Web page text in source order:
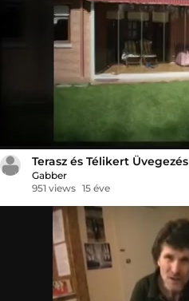
Terasz és Télikert Üvegezés
Gabber
951 views 15 éve